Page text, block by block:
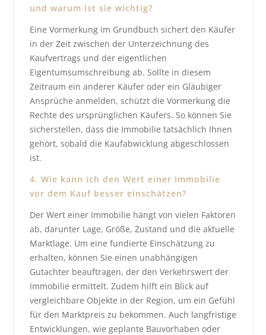
und warum ist sie wichtig?
Eine Vormerkung im Grundbuch sichert den Käufer
in der Zeit zwischen der Unterzeichnung des
Kaufvertrags und der eigentlichen
Eigentumsumschreibung ab. Sollte in diesem
Zeitraum ein anderer Käufer oder ein Gläubiger
Ansprüche anmelden, schützt die Vormerkung die
Rechte des ursprünglichen Käufers. So können Sie
sicherstellen, dass die Immobilie tatsächlich Ihnen
gehört, sobald die Kaufabwicklung abgeschlossen
ist.
4. Wie kann ich den Wert einer Immobilie
vor dem Kauf besser einschätzen?
Der Wert einer Immobilie hängt von vielen Faktoren
ab, darunter Lage, Größe, Zustand und die aktuelle
Marktlage. Um eine fundierte Einschätzung zu
erhalten, können Sie einen unabhängigen
Gutachter beauftragen, der den Verkehrswert der
Immobilie ermittelt. Zudem hilft ein Blick auf
vergleichbare Objekte in der Region, um ein Gefühl
für den Marktpreis zu bekommen. Auch langfristige
Entwicklungen, wie geplante Bauvorhaben oder